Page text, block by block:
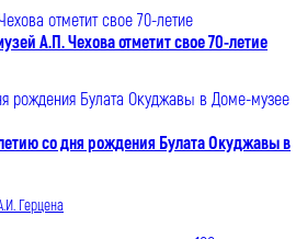
А.П. Чехова отметит свое 70-летие
со дня рождения Булата Окуджавы в
Герцена